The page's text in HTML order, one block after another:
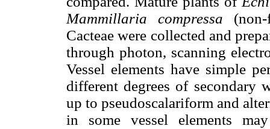
Mammillaria compressa
Cacteae were collected and
through photon, scanning
Vessel elements have simple
different degrees of secondary
up to pseudoscalariform and
in some vessel elements